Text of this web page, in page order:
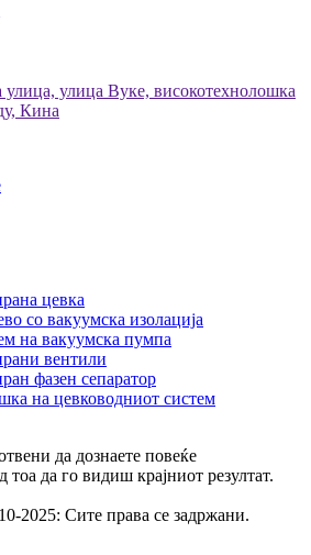
улица Вуке, високотехнолошка
Кина
цевка
со вакуумска изолација
на вакуумска пумпа
вентили
фазен сепаратор
на цевководниот систем
да дознаете повеќе
да го видиш крајниот резултат.
2025: Сите права се задржани.